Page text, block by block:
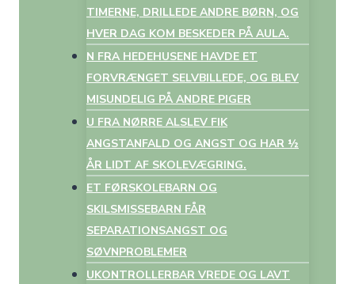
TIMERNE, DRILLEDE ANDRE BØRN, OG
HVER DAG KOM BESKEDER PÅ AULA.
N FRA HEDEHUSENE HAVDE ET
FORVRÆNGET SELVBILLEDE, OG BLEV
MISUNDELIG PÅ ANDRE PIGER
U FRA NØRRE ALSLEV FIK
ANGSTANFALD OG ANGST OG HAR ½
ÅR LIDT AF SKOLEVÆGRING.
ET FØRSKOLEBARN OG
SKILSMISSEBARN FÅR
SEPARATIONSANGST OG
SØVNPROBLEMER
UKONTROLLERBAR VREDE OG LAVT